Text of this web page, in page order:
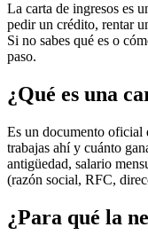
La carta de ingresos es
pedir un crédito, rentar
Si no sabes qué es o
paso.
¿Qué es una
Es un documento oficial
trabajas ahí y cuánto
antigüedad, salario
(razón social, RFC,
¿Para qué la